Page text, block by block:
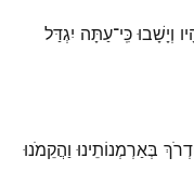
וְיָשָׁבוּ כִּֽי־עַתָּה יִגְדַּל
בְּאַרְמְנוֹתֵינוּ וַהֲקֵמֹנוּ